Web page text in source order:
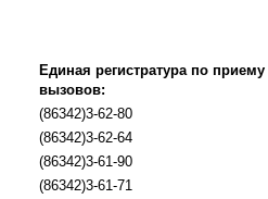
Единая регистратура по приему
вызовов:
(86342)3-62-80
(86342)3-62-64
(86342)3-61-90
(86342)3-61-71